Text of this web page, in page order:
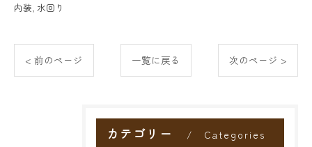
内装 水回り
< 前のページ 一覧に戻る 次のページ >
カテゴリー Categories